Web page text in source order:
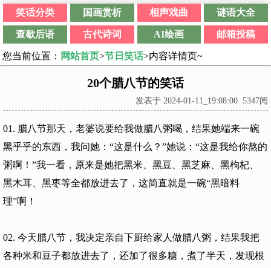
笑话分类 国画赏析 相声戏曲 谜语大全
查歇后语 古代诗词 AI绘画 邮箱投稿
您当前位置： 网站首页>节日笑话>内容详情页~
20个腊八节的笑话
发表于 2024-01-11_19:08:00 5347阅
01. 腊八节那天，老婆说要给我做腊八粥喝，结果她端来一碗
黑乎乎的东西，我问她：“这是什么？”她说：“这是我给你熬的
粥啊！”我一看，原来是她把黑米、黑豆、黑芝麻、黑枸杞、
黑木耳、黑枣等全都放进去了，这简直就是一碗“黑暗料
理”啊！
02. 今天腊八节，我决定亲自下厨给家人做腊八粥，结果我把
各种米和豆子都放进去了，还加了很多糖，煮了半天，发现根